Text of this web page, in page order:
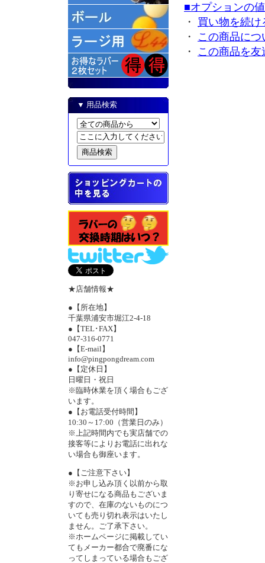
▼ 用品検索
★店舗情報★
●【所在地】
千葉県浦安市堀江2-4-18
●【TEL･FAX】
047-316-0771
●【E-mail】
info@pingpongdream.com
●【定休日】
日曜日・祝日
※臨時休業を頂く場合もござ
います。
●【お電話受付時間】
10:30～17:00（営業日のみ）
※上記時間内でも実店舗での
接客等によりお電話に出れな
い場合も御座います。
●【ご注意下さい】
※お申し込み頂く以前から取
り寄せになる商品もございま
すので、在庫のないものにつ
いても売り切れ表示はいたし
ません。ご了承下さい。
※ホームページに掲載してい
てもメーカー都合で廃番にな
ってしまっている場合もござ
■オプションの
・ 買い物を続け
・ この商品に
・ この商品を